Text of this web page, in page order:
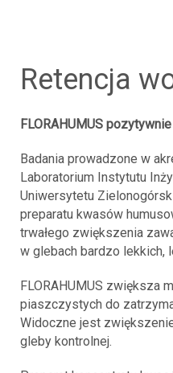
retencja
FLORAHUMUS
Badania prowadzone w
Laboratorium Instytutu
Uniwersytetu
preparatu kwasów
trwałego zwiększenia
w glebach bardzo lekkich,
FLORAHUMUS zwiększa
piaszczystych do
Widoczne jest
gleby kontrolnej.